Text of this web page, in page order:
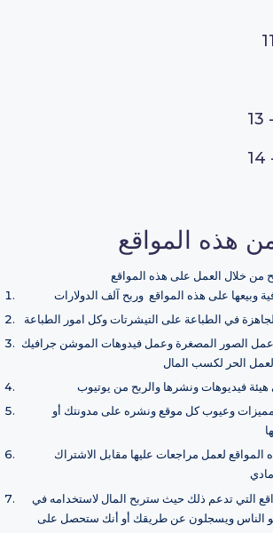
13 -
14
هذه المواقع
عمل الصور المصغرة وعمل فيدوهات الموشن جرافيك
الحر لكسب المال
وعيوب كل موقع ونشره على مدونتك أو
لعمل مراجعات عليها مقابل الاشتراك
التي تدعم ذلك حيث ستربح المال لاستخدامه في
الناس ويسجلون عن طريقك أو أنك ستحصل على